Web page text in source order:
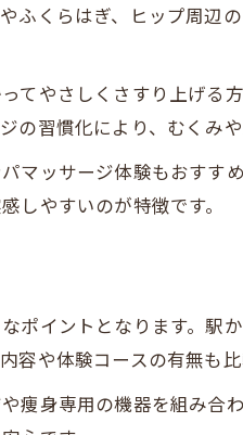
くらはぎ、ヒップ周辺
やさしくさすり上げる
習慣化により、むくみ
マッサージ体験もおすす
しやすいのが特徴です。
イントとなります。駅
や体験コースの有無も比
身専用の機器を組み合